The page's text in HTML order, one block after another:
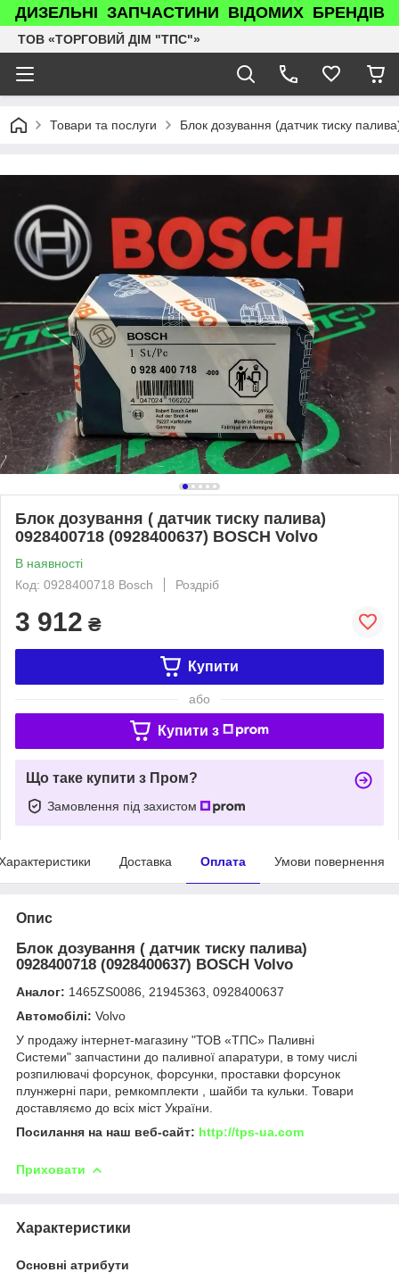
ДИЗЕЛЬНІ ЗАПЧАСТИНИ ВІДОМИХ БРЕНДІВ
ТОВ «ТОРГОВИЙ ДІМ "ТПС"»
Товари та послуги Блок дозування (датчик тиску
Блок дозування ( датчик тиску палива)
0928400718 (0928400637) BOSCH Volvo
В наявності
Код: 0928400718 Bosch
Роздріб
3 912 ₴
Купити
або
Купити з
Що таке купити з Пром?
Замовлення під захистом
Доставка Оплата Умови повернення
Опис
Блок дозування ( датчик тиску палива)
0928400718 (0928400637) BOSCH Volvo
Аналог: 1465ZS0086, 21945363, 0928400637
Автомобілі: Volvo
У продажу інтернет-магазину "ТОВ «ТПС» Паливні
Системи" запчастини до паливної апаратури, в тому числі
розпилювачі форсунок, форсунки, проставки форсунок
плунжерні пари, ремкомплекти , шайби та кульки. Товари
доставляємо до всіх міст України.
Посилання на наш веб-сайт: http://tps-ua.com
Приховати
Характеристики
Основні атрибути